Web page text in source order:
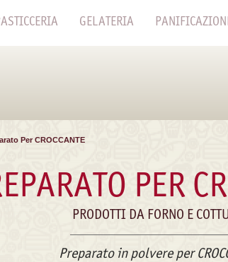
GELATERIA
Per CROCCANTE
PER
PRODOTTI DA FORNO E
Preparato in polvere per